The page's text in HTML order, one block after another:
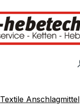
Textile Anschlagmittel